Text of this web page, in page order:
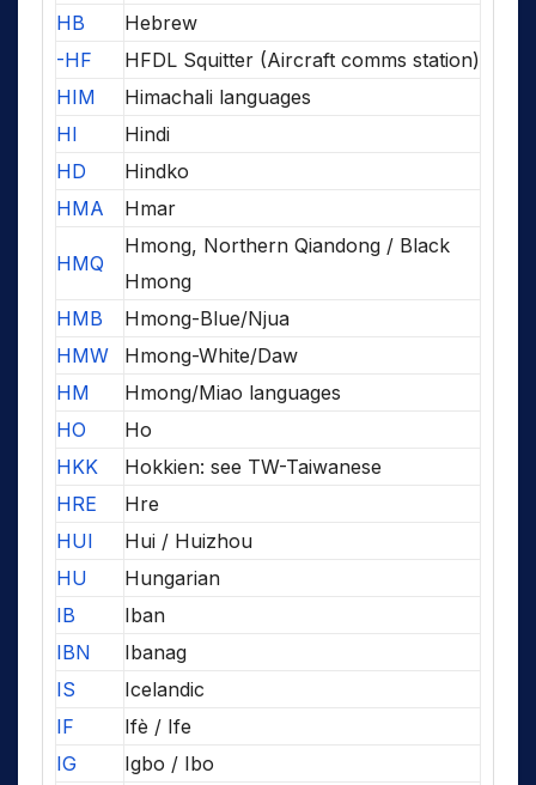
HB
Hebrew
-HF
HFDL Squitter (Aircraft comms station)
HIM
Himachali languages
HI
Hindi
HD
Hindko
HMA
Hmar
HMQ
Hmong, Northern Qiandong / Black
Hmong
HMB
Hmong-Blue/Njua
HMW
Hmong-White/Daw
HM
Hmong/Miao languages
HO
Ho
HKK
Hokkien: see TW-Taiwanese
HRE
Hre
HUI
Hui / Huizhou
HU
Hungarian
IB
Iban
IBN
Ibanag
IS
Icelandic
IF
Ifè / Ife
IG
Igbo / Ibo